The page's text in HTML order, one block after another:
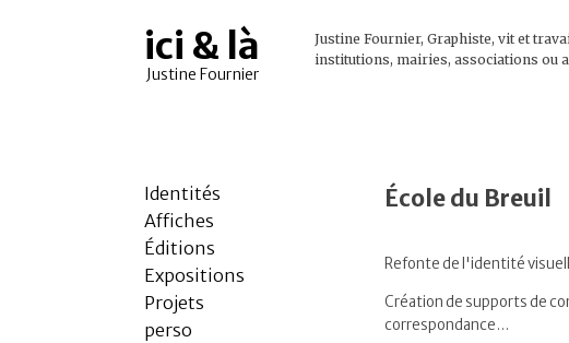
ici & là
Justine Fournier
Justine Fournier, Graphiste, vit et
institutions, mairies, associations ou
Identités
Affiches
Éditions
Expositions
Projets
perso
École du Breuil
Refonte de l'identité
Création de supports de
correspondance…